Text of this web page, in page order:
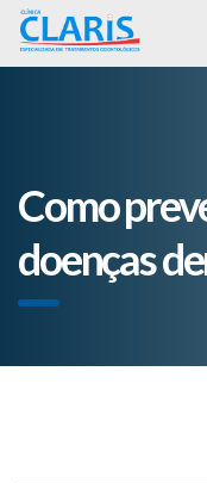
Como
doenças